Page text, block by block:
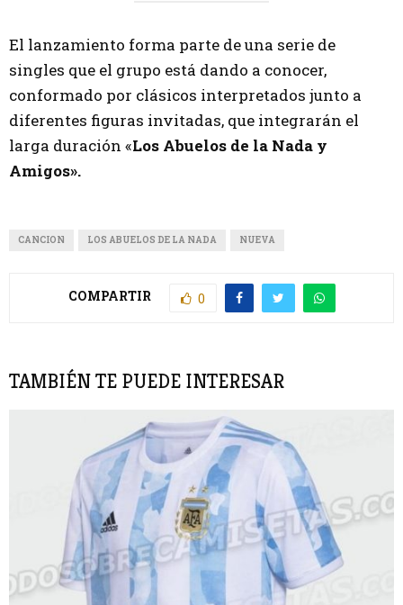
El lanzamiento forma parte de una serie de
singles que el grupo está dando a conocer,
conformado por clásicos interpretados junto a
diferentes figuras invitadas, que integrarán el
larga duración «Los Abuelos de la Nada y
Amigos».
CANCION LOS ABUELOS DE LA NADA NUEVA
COMPARTIR 0
TAMBIÉN TE PUEDE INTERESAR